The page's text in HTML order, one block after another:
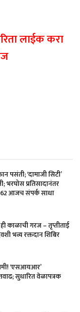
लाईक करा
पसंती; ‘दामाजी सिटी’
प्रतिसादानंतर
आजच संपर्क साधा
काळाची गरज – तृप्तीताई
भव्य रक्तदान शिबिर
‘एसआयआर’
सुधारित वेळापत्रक